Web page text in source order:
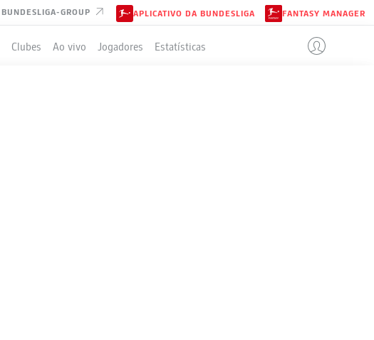
BUNDESLIGA-GROUP APLICATIVO DA BUNDESLIGA FANTASY MANAGER
Clubes Ao vivo Jogadores Estatísticas